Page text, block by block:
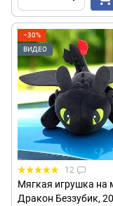
−30%
ВИДЕО
12
Мягкая игрушка на
Дракон Беззубик,